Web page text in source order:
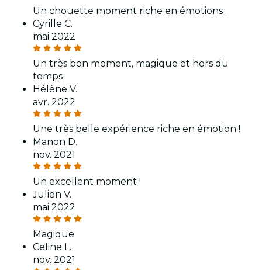
Un chouette moment riche en émotions .
Cyrille C.
mai 2022
Un très bon moment, magique et hors du
temps
Hélène V.
avr. 2022
Une très belle expérience riche en émotion !
Manon D.
nov. 2021
Un excellent moment !
Julien V.
mai 2022
Magique
Celine L.
nov. 2021